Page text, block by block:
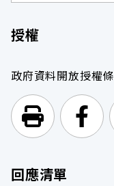
授權
政府資料開放授權
列印頁
前
回應清單